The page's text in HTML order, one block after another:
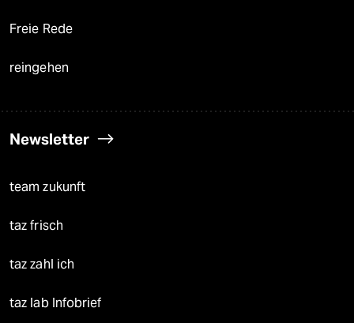
Freie Rede
reingehen
Newsletter
team zukunft
taz frisch
taz zahl ich
taz lab Infobrief